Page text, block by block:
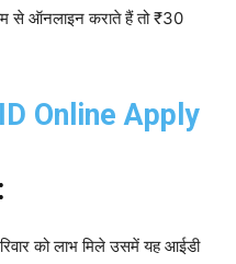
से ऑनलाइन कराते हैं तो ₹30
Online Apply
को लाभ मिले उसमें यह आईडी